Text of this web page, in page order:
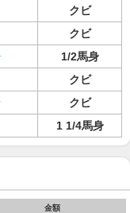
クビ
クビ
1/2馬身
クビ
クビ
1 1/4馬身
金額